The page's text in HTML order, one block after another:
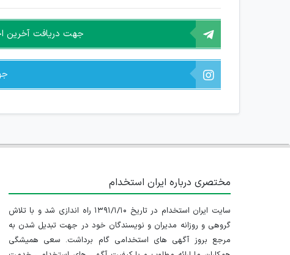
جهت دریافت آخرین
مختصری درباره ایران استخدام
سایت ایران استخدام در تاریخ ۱۳۹۱/۱/۱۰ راه اندازی شد و با تلاش
گروهی و روزانه مدیران و نویسندگان خود در جهت تبدیل شدن به
مرجع بروز آگهی های استخدامی گام برداشت. سعی همیشگی